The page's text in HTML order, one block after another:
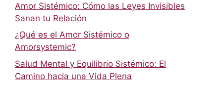
Amor Sistémico: Cómo las Leyes Invisibles
Sanan tu Relación
¿Qué es el Amor Sistémico o
Amorsystemic?
Salud Mental y Equilibrio Sistémico: El
Camino hacia una Vida Plena